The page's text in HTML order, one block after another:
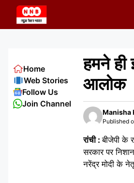
content
हमने ही
आलोक
Manisha
Published
रांची :बीजेपी के
सरकार पर
नरेंद्र मोदी के
Home
Web Stories
Follow Us
Join Channel